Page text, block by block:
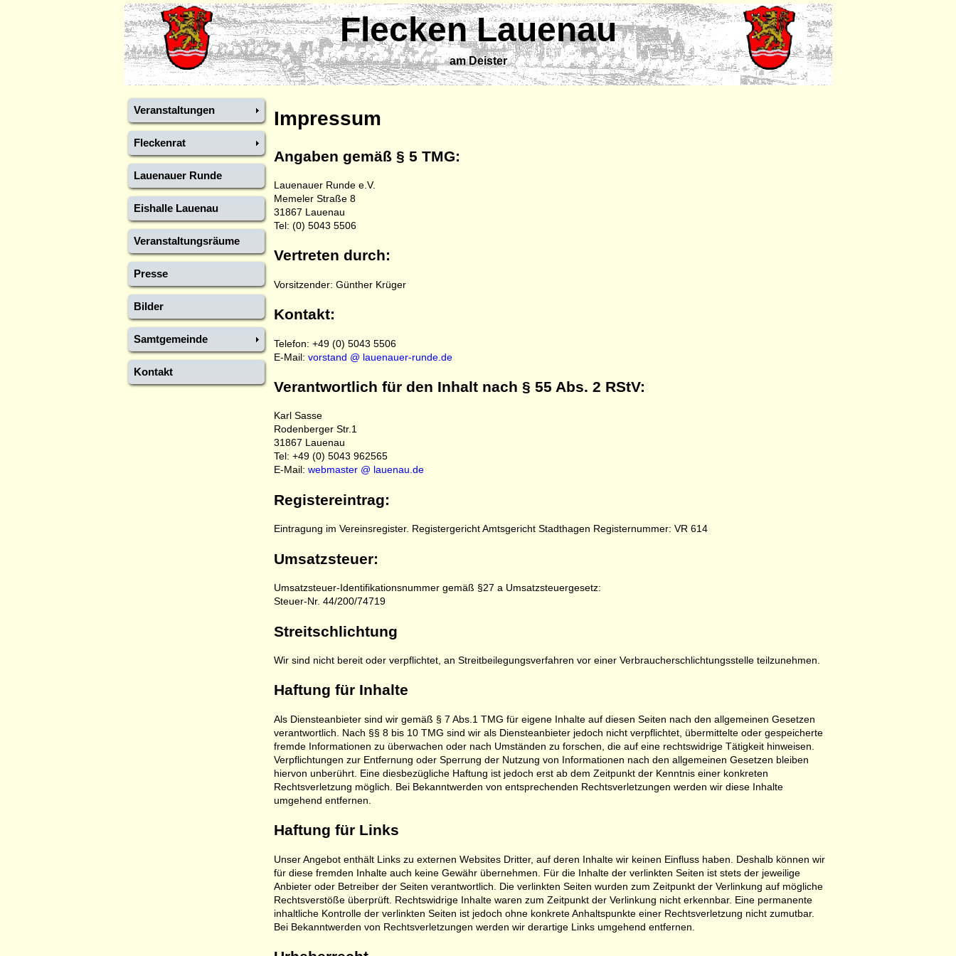
Flecken Lauenau
am Deister
Veranstaltungen
Fleckenrat
Lauenauer Runde
Eishalle Lauenau
Veranstaltungsräume
Presse
Bilder
Samtgemeinde
Kontakt
Impressum
Angaben gemäß § 5 TMG:
Lauenauer Runde e.V.
Memeler Straße 8
31867 Lauenau
Tel: (0) 5043 5506
Vertreten durch:
Vorsitzender: Günther Krüger
Kontakt:
Telefon: +49 (0) 5043 5506
E-Mail: vorstand @ lauenauer-runde.de
Verantwortlich für den Inhalt nach § 55 Abs. 2 RStV:
Karl Sasse
Rodenberger Str.1
31867 Lauenau
Tel: +49 (0) 5043 962565
E-Mail: webmaster @ lauenau.de
Registereintrag:
Eintragung im Vereinsregister. Registergericht Amtsgericht Stadthagen Registernummer: VR 614
Umsatzsteuer:
Umsatzsteuer-Identifikationsnummer gemäß §27 a Umsatzsteuergesetz:
Steuer-Nr. 44/200/74719
Streitschlichtung
Wir sind nicht bereit oder verpflichtet, an Streitbeilegungsverfahren vor einer Verbraucherschlichtungsstelle teilzunehmen.
Haftung für Inhalte
Als Diensteanbieter sind wir gemäß § 7 Abs.1 TMG für eigene Inhalte auf diesen Seiten nach den allgemeinen Gesetzen
verantwortlich. Nach §§ 8 bis 10 TMG sind wir als Diensteanbieter jedoch nicht verpflichtet, übermittelte oder gespeicherte
fremde Informationen zu überwachen oder nach Umständen zu forschen, die auf eine rechtswidrige Tätigkeit hinweisen.
Verpflichtungen zur Entfernung oder Sperrung der Nutzung von Informationen nach den allgemeinen Gesetzen bleiben
hiervon unberührt. Eine diesbezügliche Haftung ist jedoch erst ab dem Zeitpunkt der Kenntnis einer konkreten
Rechtsverletzung möglich. Bei Bekanntwerden von entsprechenden Rechtsverletzungen werden wir diese Inhalte
umgehend entfernen.
Haftung für Links
Unser Angebot enthält Links zu externen Websites Dritter, auf deren Inhalte wir keinen Einfluss haben. Deshalb können wir
für diese fremden Inhalte auch keine Gewähr übernehmen. Für die Inhalte der verlinkten Seiten ist stets der jeweilige
Anbieter oder Betreiber der Seiten verantwortlich. Die verlinkten Seiten wurden zum Zeitpunkt der Verlinkung auf mögliche
Rechtsverstöße überprüft. Rechtswidrige Inhalte waren zum Zeitpunkt der Verlinkung nicht erkennbar. Eine permanente
inhaltliche Kontrolle der verlinkten Seiten ist jedoch ohne konkrete Anhaltspunkte einer Rechtsverletzung nicht zumutbar.
Bei Bekanntwerden von Rechtsverletzungen werden wir derartige Links umgehend entfernen.